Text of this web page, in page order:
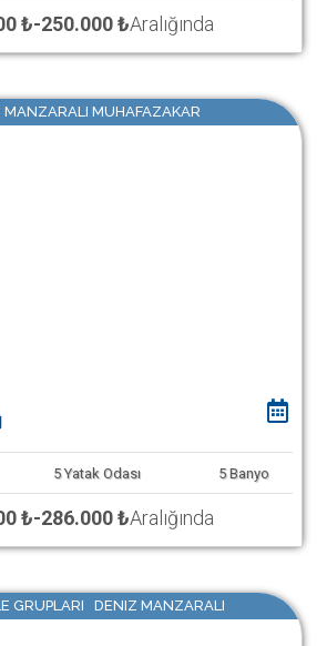
₺-250.000 ₺Aralığında
MANZARALI MUHAFAZAKAR
5 Yatak Odası 5 Banyo
₺-286.000 ₺Aralığında
GRUPLARI DENIZ MANZARALI